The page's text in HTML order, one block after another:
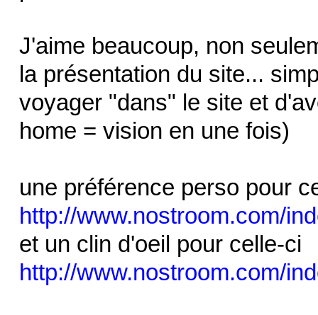
J'aime beaucoup, non
la présentation du site...
voyager "dans" le site et
home = vision en une fois)
une préférence perso pour
http://www.nostroom.com/
et un clin d'oeil pour celle-ci
http://www.nostroom.com/